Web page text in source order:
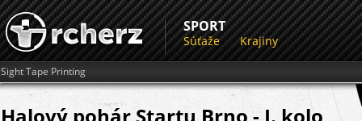
SPORT
Súťaže Krajiny
Sight Tape Printing